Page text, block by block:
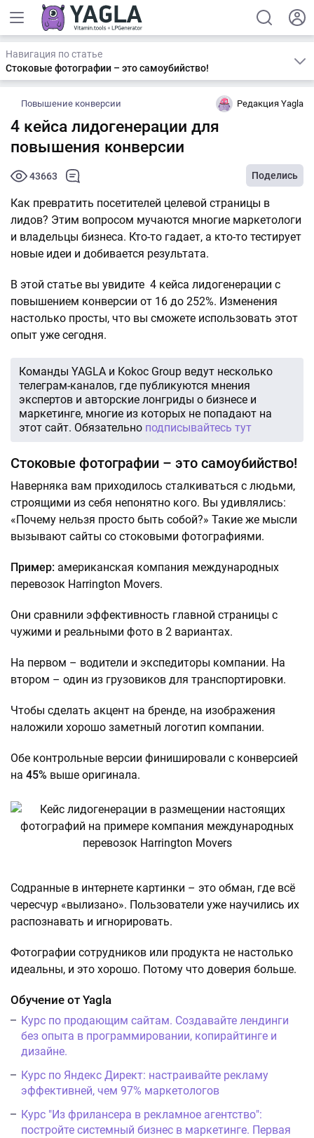
Навигация по статье
Стоковые фотографии – это самоубийство!
Повышение конверсии Редакция Yagla
4 кейса лидогенерации для
повышения конверсии
43663 Поделись
Как превратить посетителей целевой страницы в
лидов? Этим вопросом мучаются многие маркетологи
и владельцы бизнеса. Кто-то гадает, а кто-то тестирует
новые идеи и добивается результата.
В этой статье вы увидите 4 кейса лидогенерации с
повышением конверсии от 16 до 252%. Изменения
настолько просты, что вы сможете использовать этот
опыт уже сегодня.
Команды YAGLA и Kokoc Group ведут несколько
телеграм-каналов, где публикуются мнения
экспертов и авторские лонгриды о бизнесе и
маркетинге, многие из которых не попадают на
этот сайт. Обязательно подписывайтесь тут
Стоковые фотографии – это самоубийство!
Наверняка вам приходилось сталкиваться с людьми,
строящими из себя непонятно кого. Вы удивлялись:
«Почему нельзя просто быть собой?» Такие же мысли
вызывают сайты со стоковыми фотографиями.
Пример: американская компания международных
перевозок Harrington Movers.
Они сравнили эффективность главной страницы с
чужими и реальными фото в 2 вариантах.
На первом – водители и экспедиторы компании. На
втором – один из грузовиков для транспортировки.
Чтобы сделать акцент на бренде, на изображения
наложили хорошо заметный логотип компании.
Обе контрольные версии финишировали с конверсией
на 45% выше оригинала.
Содранные в интернете картинки – это обман, где всё
чересчур «вылизано». Пользователи уже научились их
распознавать и игнорировать.
Фотографии сотрудников или продукта не настолько
идеальны, и это хорошо. Потому что доверия больше.
Обучение от Yagla
Курс по продающим сайтам. Создавайте лендинги
без опыта в программировании, копирайтинге и
дизайне.
Курс по Яндекс Директ: настраивайте рекламу
эффективней, чем 97% маркетологов
Курс "Из фрилансера в рекламное агентство":
постройте системный бизнес в маркетинге. Первая